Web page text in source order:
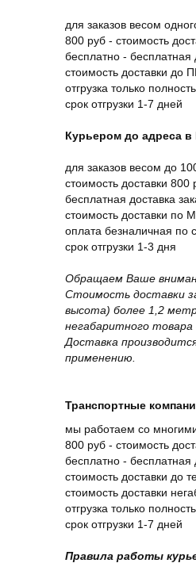
для заказов весом
800 руб - стоимость
бесплатно -
стоимость доставки
отгрузка только
срок отгрузки 1-7 дней
Курьером до адреса
для заказов весом до
стоимость доставки 800
бесплатная доставка
стоимость доставки по
оплата безналичная по
срок отгрузки 1-3 дня
Обращаем Ваше
Стоимость доставки
высота) более 1,2
негабаритного товара
Доставка
применению.
Транспортные
мы работаем со
800 руб - стоимость
бесплатно - бесплатная
стоимость доставки до
стоимость доставки
отгрузка только
срок отгрузки 1-7 дней
Правила работы